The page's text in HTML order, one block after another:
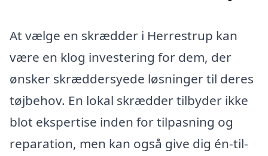
At vælge en skrædder i Herrestrup kan
være en klog investering for dem, der
ønsker skræddersyede løsninger til deres
tøjbehov. En lokal skrædder tilbyder ikke
blot ekspertise inden for tilpasning og
reparation, men kan også give dig én-til-